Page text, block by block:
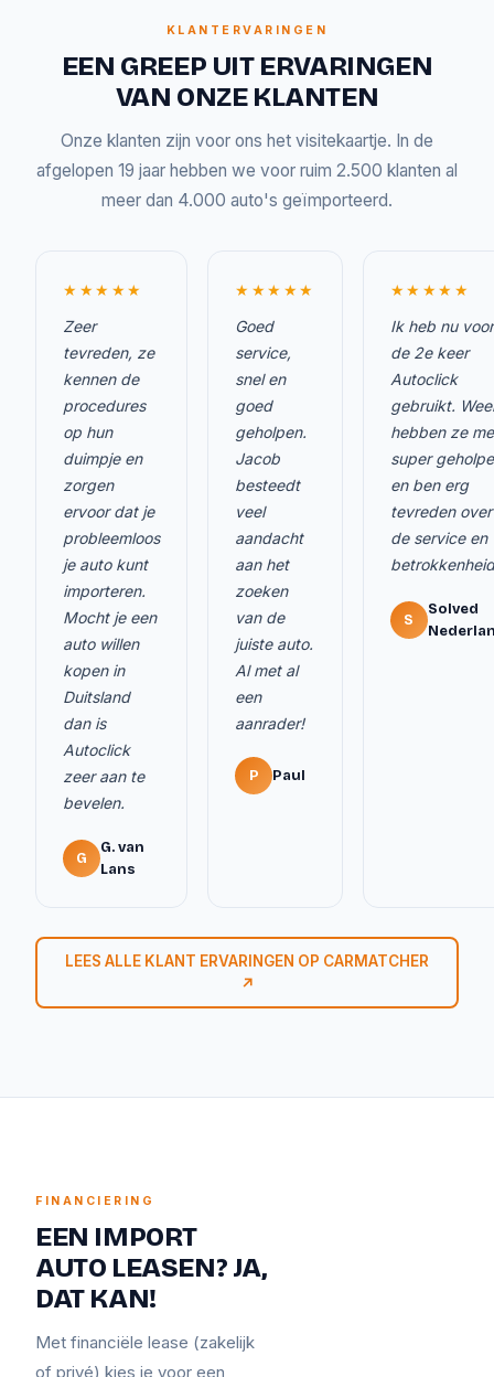
KLANTERVARINGEN
EEN GREEP UIT ERVARINGEN
VAN ONZE KLANTEN
Onze klanten zijn voor ons het visitekaartje. In de
afgelopen 19 jaar hebben we voor ruim 2.500 klanten al
meer dan 4.000 auto's geïmporteerd.
★★★★★
Zeer
tevreden, ze
kennen de
procedures
op hun
duimpje en
zorgen
ervoor dat je
probleemloos
je auto kunt
importeren.
Mocht je een
auto willen
kopen in
Duitsland
dan is
Autoclick
zeer aan te
bevelen.
G
G. van
Lans
★★★★★
Goed
service,
snel en
goed
geholpen.
Jacob
besteedt
veel
aandacht
aan het
zoeken
van de
juiste auto.
Al met al
een
aanrader!
P Paul
★★★★★
Ik heb nu voor
de 2e keer
Autoclick
gebruikt.
hebben ze me
super
en ben erg
tevreden over
de service en
S
Solved
LEES ALLE KLANT ERVARINGEN OP CARMATCHER
↗
FINANCIERING
EEN IMPORT
AUTO LEASEN? JA,
DAT KAN!
Met financiële lease (zakelijk
of privé) kies je voor een